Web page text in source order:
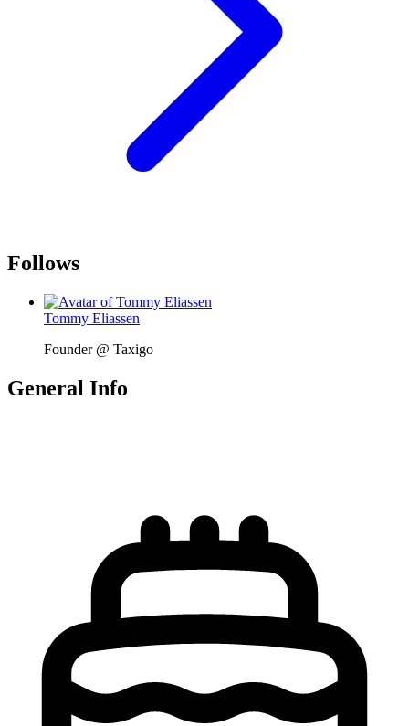
Follows
Tommy Eliassen
Founder @ Taxigo
General Info